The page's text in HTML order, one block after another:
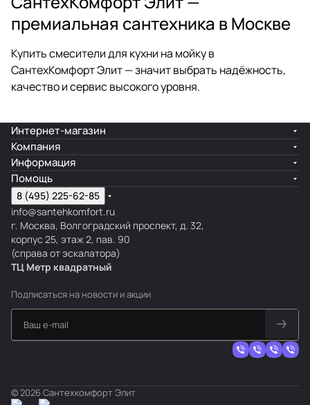
премиальная сантехника в Москве
Купить смесители для кухни на мойку в
СантехКомфорт Элит — значит выбрать надёжность,
качество и сервис высокого уровня.
Интернет-магазин
Компания
Информация
Помощь
8 (495) 225-62-85
info@santehkomfort.ru
г. Москва, Волгоградский проспект, д. 32,
корпус 25, этаж 2, пав. 90
(справа от эскалатора)
ТЦ Метр квадратный
Подписаться на новости и акции
© 2026 Сантехкомфорт Элит